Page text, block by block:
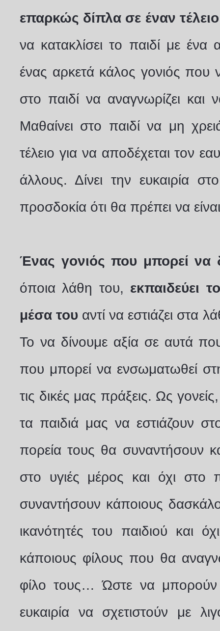
επαρκώς δίπλα σε έναν
να κατακλίσει το παιδί με
ένας αρκετά κάλος γονιός που
στο παιδί να αναγνωρίζει και
Μαθαίνει στο παιδί να μη
τέλειο για να αποδέχεται τον
άλλους. Δίνει την ευκαιρία
προσδοκία ότι θα πρέπει να
Ένας γονιός που μπορεί να
όποια λάθη του, εκπαιδεύει
μέσα του αντί να εστιάζει στα
Το να δίνουμε αξία σε αυτά
που μπορεί να ενσωματωθεί
τις δικές μας πράξεις. Ως
τα παιδιά μας να εστιάζουν
πορεία τους θα συναντήσουν
στο υγιές μέρος και όχι στο
συναντήσουν κάποιους
ικανότητές του παιδιού και
κάποιους φίλους που θα
φίλο τους… Ώστε να μπορούν
ευκαιρία να σχετιστούν με